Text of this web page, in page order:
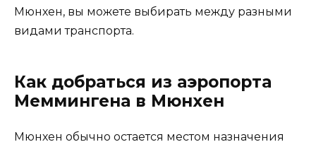
Мюнхен, вы можете выбирать между разными
видами транспорта.
Как добраться из аэропорта
Меммингена в Мюнхен
Мюнхен обычно остается местом назначения